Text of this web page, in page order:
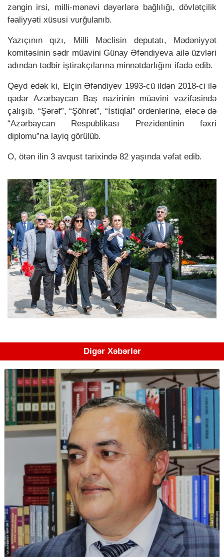
zəngin irsi, milli-mənəvi dəyərlərə bağlılığı, dövlətçilik
fəaliyyəti xüsusi vurğulanıb.
Yazıçının qızı, Milli Məclisin deputatı, Mədəniyyət
komitəsinin sədr müavini Günay Əfəndiyeva ailə üzvləri
adından tədbir iştirakçılarına minnətdarlığını ifadə edib.
Qeyd edək ki, Elçin Əfəndiyev 1993-cü ildən 2018-ci ilə
qədər Azərbaycan Baş nazirinin müavini vəzifəsində
çalışıb. “Şərəf”, “Şöhrət”, “İstiqlal” ordenlərinə, eləcə də
“Azərbaycan Respublikası Prezidentinin fəxri
diplomu”na layiq görülüb.
O, ötən ilin 3 avqust tarixində 82 yaşında vəfat edib.
Digər Xəbərlər